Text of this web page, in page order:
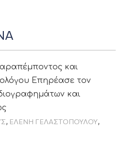
και
Επηρέασε τον
και
, ΕΛΈΝΗ ΓΕΛΑΣΤΟΠΟΎΛΟΥ,